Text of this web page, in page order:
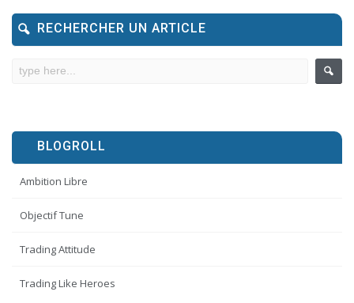
RECHERCHER UN ARTICLE
BLOGROLL
Ambition Libre
Objectif Tune
Trading Attitude
Trading Like Heroes